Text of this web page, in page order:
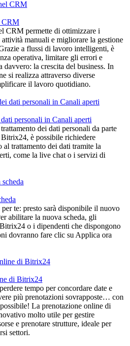
CRM
CRM permette di ottimizzare i
manuali e migliorare la gestione
a flussi di lavoro intelligenti, è
operativa, limitare gli errori e
davvero: la crescita del business. In
si realizza attraverso diverse
il lavoro quotidiano.
personali in Canali aperti
dei dati personali da parte
è possibile richiedere
al trattamento dei dati tramite la
come la live chat o i servizi di
te: presto sarà disponibile il nuovo
abilitare la nuova scheda, gli
o i dipendenti che dispongono
dovranno fare clic su Applica ora
di Bitrix24
tempo per concordare date e
più prenotazioni sovrapposte… con
La prenotazione online di
molto utile per gestire
e prenotare strutture, ideale per
settori.